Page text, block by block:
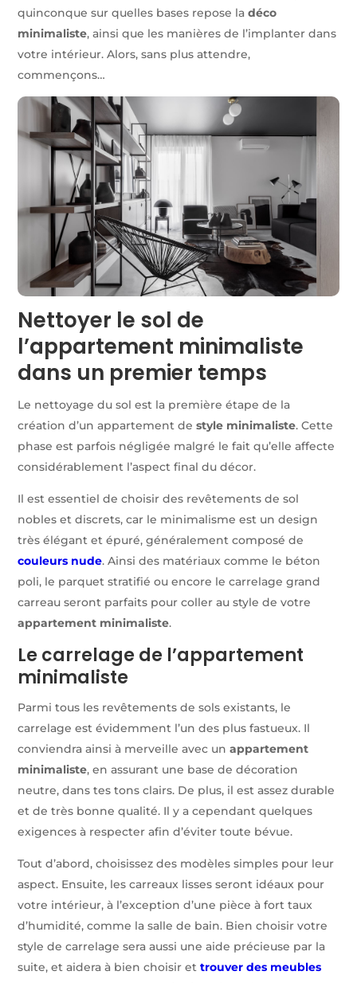
quinconque sur quelles bases repose ladéco
minimaliste, ainsi que les manières de l’implanter dans
votre intérieur. Alors, sans plus attendre,
commençons…
Nettoyer le sol de
l’appartement minimaliste
dans un premier temps
Le nettoyage du sol est la première étape de la
création d’un appartement destyle minimaliste. Cette
phase est parfois négligée malgré le fait qu’elle affecte
considérablement l’aspect final du décor.
Il est essentiel de choisir des revêtements de sol
nobles et discrets, car le minimalisme est un design
très élégant et épuré, généralement composé de
couleurs nude. Ainsi des matériaux comme le béton
poli, le parquet stratifié ou encore le carrelage grand
carreau seront parfaits pour coller au style de votre
appartement minimaliste.
Le carrelage de l’appartement
minimaliste
Parmi tous les revêtements de sols existants, le
carrelage est évidemment l’un des plus fastueux. Il
conviendra ainsi à merveille avec unappartement
minimaliste, en assurant une base de décoration
neutre, dans tes tons clairs. De plus, il est assez durable
et de très bonne qualité. Il y a cependant quelques
exigences à respecter afin d’éviter toute bévue.
Tout d’abord, choisissez des modèles simples pour leur
aspect. Ensuite, les carreaux lisses seront idéaux pour
votre intérieur, à l’exception d’une pièce à fort taux
d’humidité, comme la salle de bain. Bien choisir votre
style de carrelage sera aussi une aide précieuse par la
suite, et aidera à bien choisir ettrouver des meubles